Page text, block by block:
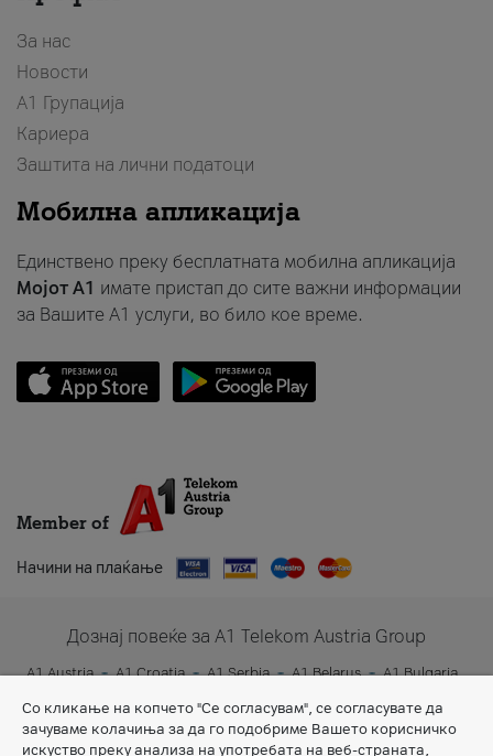
За нас
Новости
А1 Групација
Кариера
Заштита на лични податоци
Мобилна апликација
Единствено преку бесплатната мобилна апликација
Мојот A1 имате пристап до сите важни информации
за Вашите A1 услуги, во било кое време.
Member of
Начини на плаќање
Дознај повеќе за A1 Telekom Austria Group
A1 Austria A1 Croatia A1 Serbia A1 Belarus
A1 Bulgaria
Со кликање на копчето "Се согласувам", се согласувате да
зачуваме колачиња за да го подобриме Вашето корисничко
искуство преку анализа на употребата на веб-страната,